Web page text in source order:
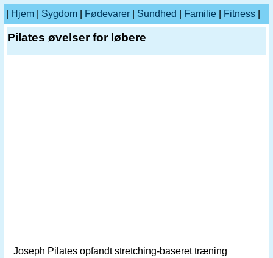
Hjem Sygdom Fødevarer Sundhed Familie Fitness
Pilates øvelser for løbere
Joseph Pilates opfandt stretching-baseret træning